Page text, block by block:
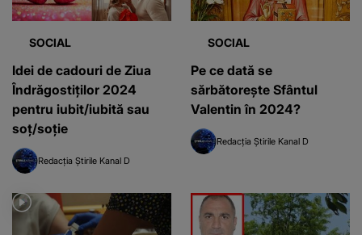
SOCIAL
Idei de cadouri de Ziua
Îndrăgostiților 2024
pentru iubit/iubită sau
soț/soție
Redacția Știrile Kanal D
SOCIAL
Pe ce dată se
sărbătorește Sfântul
Valentin în 2024?
Redacția Știrile Kanal D